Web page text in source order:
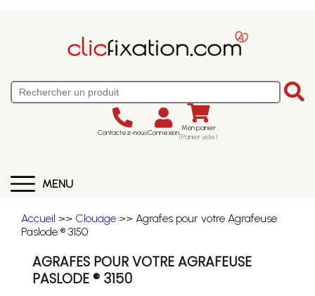
Contactez-nousConnexion Mon panier
(Panier vide)
MENU
Accueil >> Clouage >> Agrafes pour votre Agrafeuse
Paslode ® 3150
AGRAFES POUR VOTRE AGRAFEUSE
PASLODE ® 3150